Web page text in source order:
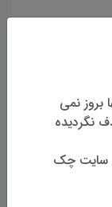
سامانه شمیم
بروز نمی
نگردیده
سایت چک